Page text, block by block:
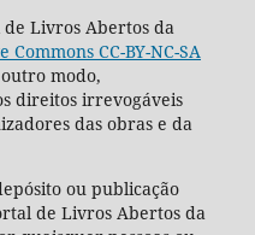
de Livros Abertos da
Commons CC-BY-NC-SA
modo,
direitos irrevogáveis
das obras e da
ou publicação
de Livros Abertos da